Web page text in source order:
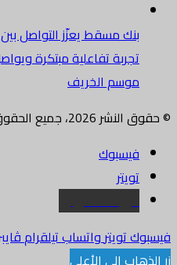
بنك مسقط يعزّز التواصل
تجربة تفاعلية مبتكرة
موسم الخريف
© حقوق النشر 2026، جميع الحقوق محفوظة |
فيسبوك
تويتر
البريد الالكتروني
فيسبوكتويتر واتسابتيلقرام
زر الذهاب إلى الأعلى